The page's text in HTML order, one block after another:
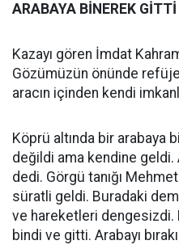
ARABAYA BİNEREK GİTTİ
Kazayı gören İmdat
Gözümüzün önünde
aracın içinden kendi
Köprü altında bir arabaya
değildi ama kendine
dedi. Görgü tanığı
süratli geldi. Buradaki
ve hareketleri dengesizdi.
bindi ve gitti. Arabayı